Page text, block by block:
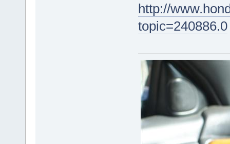
http://
topic=240886.0